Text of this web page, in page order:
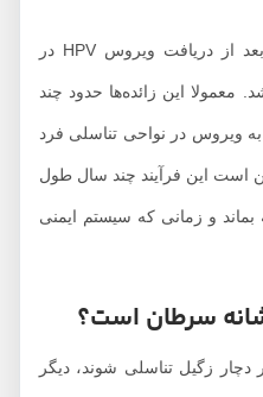
زمان ظاهر شدن زگیل تناسلی بعد از دریافت ویروس HPV در
این زائده‌ها حدود چند
در نواحی تناسلی فرد
این فرآیند چند سال طول
و زمانی که سیستم ایمنی
سرطان است؟
زگیل تناسلی شوند، دیگر